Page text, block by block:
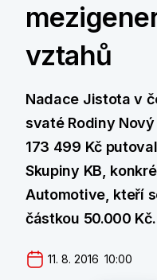
vztahů
Nadace Jistota v
svaté Rodiny
173 499 Kč
Skupiny KB,
Automotive, kteří
částkou 50.000 Kč.
11. 8. 2016  10:00